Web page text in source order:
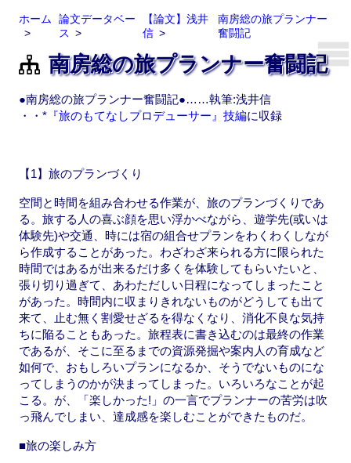
ホーム
論文データベー
ス
【論文】浅井
信
南房総の旅プランナー
奮闘記
南房総の旅プランナー奮闘記
●南房総の旅プランナー奮闘記●……執筆:浅井信
・・* 『旅のもてなしプロデューサー』技編に収録
【1】旅のプランづくり
空間と時間を組み合わせる作業が、旅のプランづくりであ
る。旅する人の喜ぶ顔を思い浮かべながら、遊学先(或いは
体験先)や交通、時には宿の組合せプランをわくわくしなが
ら作成することがあった。わざわざ来られる方に限られた
時間ではあるが出来るだけ多くを体験してもらいたいと、
張り切り過ぎて、あわただしい日程になってしまったこと
があった。時間内に収まりきれないものがどうしても出て
来て、止む無く割愛せざるを得なくなり、消化不良な気持
ちに陥ることもあった。旅程表に書き込むのは最終の作業
であるが、そこに至るまでの資源発掘や案内人の育成など
如何で、おもしろいプランになるか、そうでないものにな
ってしまうのかが決まってしまった。いろいろなことが起
こる。が、「楽しかった!」の一言でプランナーの苦労は吹
っ飛んでしまい、達成感を楽しむことができたものだ。
■旅の楽しみ方